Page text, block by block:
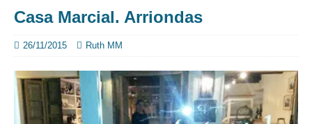
Casa Marcial. Arriondas
26/11/2015 Ruth MM